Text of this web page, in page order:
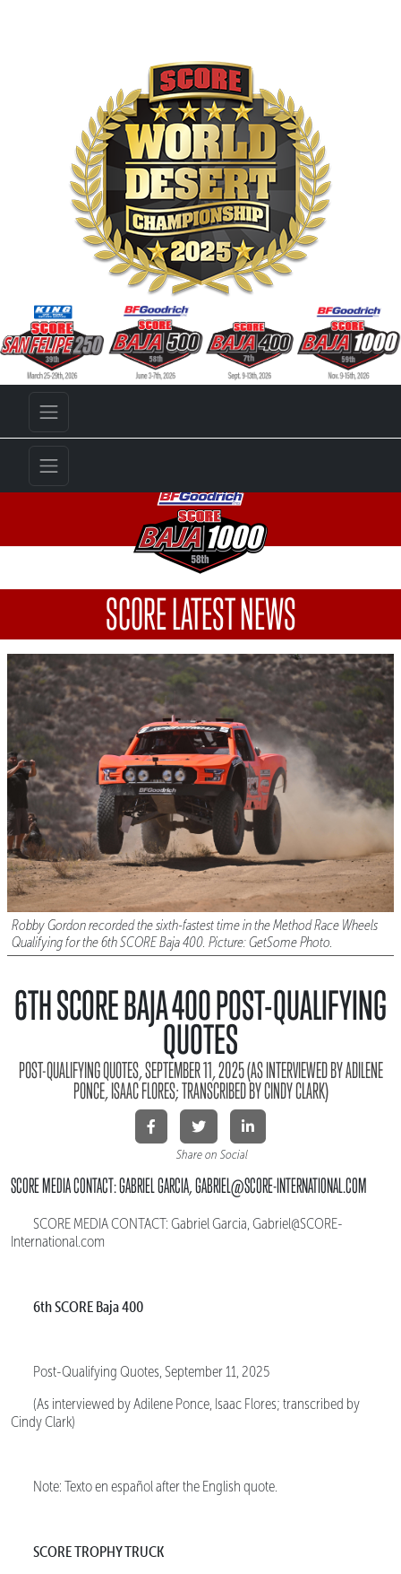
SCORE LATEST NEWS
Robby Gordon recorded the sixth-fastest time in the Method Race Wheels
Qualifying for the 6th SCORE Baja 400. Picture: GetSome Photo.
6TH SCORE BAJA 400 POST-QUALIFYING
QUOTES
POST-QUALIFYING QUOTES, SEPTEMBER 11, 2025 (AS INTERVIEWED BY ADILENE
PONCE, ISAAC FLORES; TRANSCRIBED BY CINDY CLARK)
Share on Social
SCORE MEDIA CONTACT: GABRIEL GARCIA, GABRIEL@SCORE-INTERNATIONAL.COM
SCORE MEDIA CONTACT: Gabriel Garcia, Gabriel@SCORE-
International.com
6th SCORE Baja 400
Post-Qualifying Quotes, September 11, 2025
(As interviewed by Adilene Ponce, Isaac Flores; transcribed by
Cindy Clark)
Note: Texto en español after the English quote.
SCORE TROPHY TRUCK